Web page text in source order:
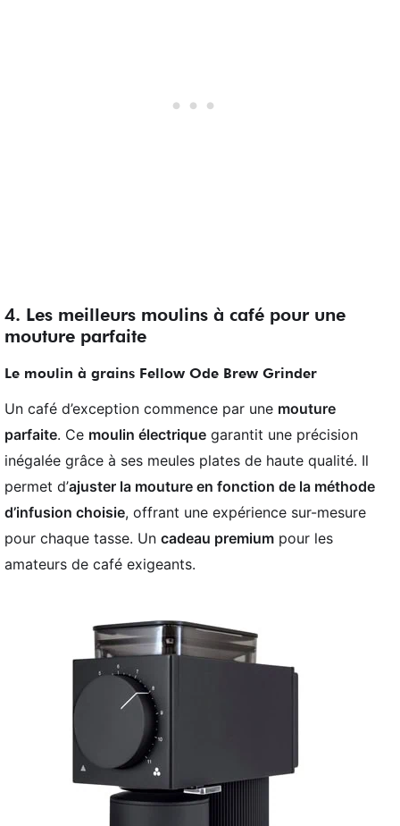
4. Les meilleurs moulins à café pour une
mouture parfaite
Le moulin à grains Fellow Ode Brew Grinder
Un café d’exception commence par une mouture
parfaite. Ce moulin électrique garantit une précision
inégalée grâce à ses meules plates de haute qualité. Il
permet d’ajuster la mouture en fonction de la méthode
d’infusion choisie, offrant une expérience sur-mesure
pour chaque tasse. Un cadeau premium pour les
amateurs de café exigeants.